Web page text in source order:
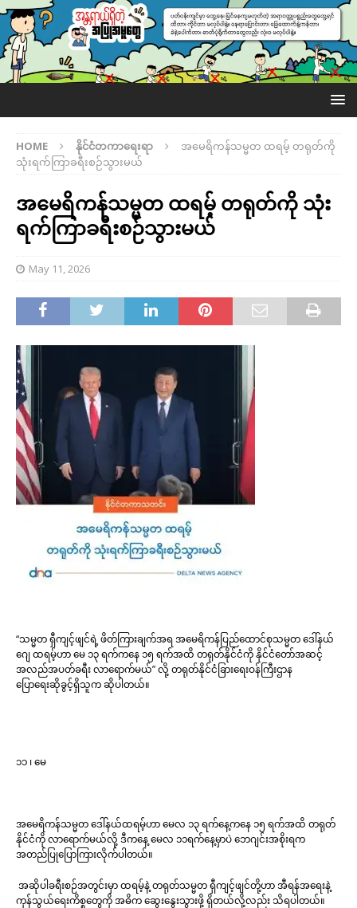
HOME နိုင်ငံတကာရေးရာ
အမေရိကန်သမ္မတ ထရမ့် တရုတ်ကို
သုံးရက်ကြာခရီးစဉ်သွားမယ်
အမေရိကန်သမ္မတ ထရမ့် တရုတ်ကို သုံး
ရက်ကြာခရီးစဉ်သွားမယ်
May 11, 2026
“သမ္မတ ရှီကျင့်ဖျင်ရဲ့ ဖိတ်ကြားချက်အရ အမေရိကန်ပြည်ထောင်စုသမ္မတ ဒေါ်နယ်
ဂျေ ထရမ့်ဟာ မေ ၁၃ ရက်ကနေ ၁၅ ရက်အထိ တရုတ်နိုင်ငံကို နိုင်ငံတော်အဆင့်
အလည်အပတ်ခရီး လာရောက်မယ်” လို့ တရုတ်နိုင်ငံခြားရေးဝန်ကြီးဌာန
ပြောရေးဆိုခွင့်ရှိသူက ဆိုပါတယ်။
၁၁ ၊ မေ
အမေရိကန်သမ္မတ ဒေါ်နယ်ထရမ့်ဟာ မေလ ၁၃ ရက်နေ့ကနေ ၁၅ ရက်အထိ တရုတ်
နိုင်ငံကို လာရောက်မယ်လို့ ဒီကနေ့ မေလ ၁၁ရက်နေ့မှာပဲ ဘေဂျင်းအစိုးရက
အတည်ပြုပြောကြားလိုက်ပါတယ်။
အဆိုပါခရီးစဉ်အတွင်းမှာ ထရမ့်နဲ့ တရုတ်သမ္မတ ရှီကျင့်ဖျင်တို့ဟာ အီရန်အရေးနဲ့
ကုန်သွယ်ရေးကိစ္စတွေကို အဓိက ဆွေးနွေးသွားဖို့ ရှိတယ်လို့လည်း သိရပါတယ်။